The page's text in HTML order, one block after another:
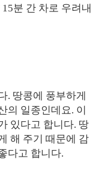
분 간 차로 우려내
. 땅콩에 풍부하게
의 일종인데요. 이
있다고 합니다. 땅
해 주기 때문에 감
다고 합니다.